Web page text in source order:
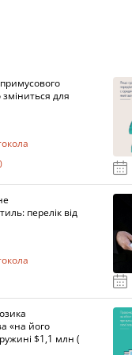
для
перелік від
«на його
$1,1 млн (